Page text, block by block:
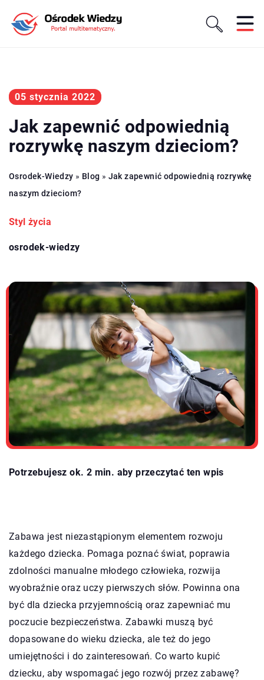
05 stycznia 2022
Jak zapewnić odpowiednią
rozrywkę naszym dzieciom?
Osrodek-Wiedzy » Blog » Jak zapewnić odpowiednią rozrywkę
naszym dzieciom?
Styl życia
osrodek-wiedzy
Potrzebujesz ok. 2 min. aby przeczytać ten wpis
Zabawa jest niezastąpionym elementem rozwoju
każdego dziecka. Pomaga poznać świat, poprawia
zdolności manualne młodego człowieka, rozwija
wyobraźnie oraz uczy pierwszych słów. Powinna ona
być dla dziecka przyjemnością oraz zapewniać mu
poczucie bezpieczeństwa. Zabawki muszą być
dopasowane do wieku dziecka, ale też do jego
umiejętności i do zainteresowań. Co warto kupić
dziecku, aby wspomagać jego rozwój przez zabawę?